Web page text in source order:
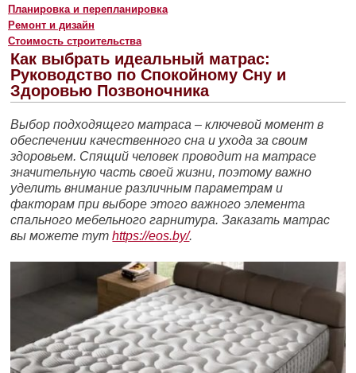
Планировка и перепланировка
Ремонт и дизайн
Стоимость строительства
Как выбрать идеальный матрас:
Руководство по Спокойному Сну и
Здоровью Позвоночника
Выбор подходящего матраса – ключевой момент в
обеспечении качественного сна и ухода за своим
здоровьем. Спящий человек проводит на матрасе
значительную часть своей жизни, поэтому важно
уделить внимание различным параметрам и
факторам при выборе этого важного элемента
спального мебельного гарнитура. Заказать матрас
вы можете тутhttps://eos.by/.